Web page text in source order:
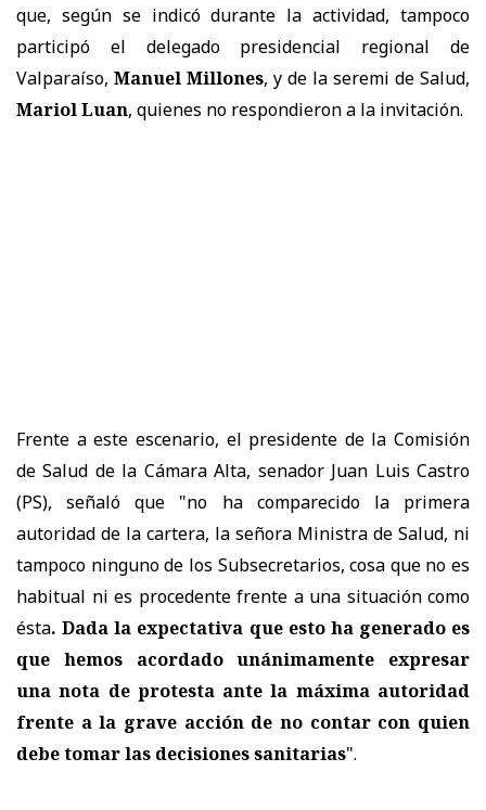
que, según se indicó durante la actividad, tampoco
participó el delegado presidencial regional de
Valparaíso, Manuel Millones, y de la seremi de Salud,
Mariol Luan, quienes no respondieron a la invitación.
Frente a este escenario, el presidente de la Comisión
de Salud de la Cámara Alta, senador Juan Luis Castro
(PS), señaló que "no ha comparecido la primera
autoridad de la cartera, la señora Ministra de Salud, ni
tampoco ninguno de los Subsecretarios, cosa que no es
habitual ni es procedente frente a una situación como
ésta. Dada la expectativa que esto ha generado es
que hemos acordado unánimamente expresar
una nota de protesta ante la máxima autoridad
frente a la grave acción de no contar con quien
debe tomar las decisiones sanitarias".